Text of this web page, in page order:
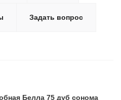
Задать вопрос
Белла 75 дуб сонома